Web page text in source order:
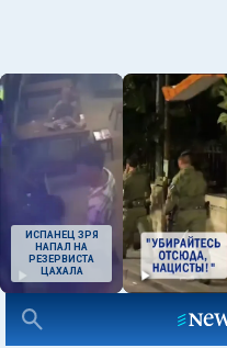
ИСПАНЕЦ ЗРЯ
НАПАЛ НА
РЕЗЕРВИСТА
ЦАХАЛА